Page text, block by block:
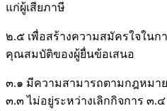
แก่ผู้เสียภาษี
๒.๕ เพื่อสร้างความสมัครใจในก
คุณสมบัติของผู้ยื่นข้อเสนอ
๓.๑ มีความสามารถตามกฎหมา
๓.๓ ไม่อยู่ระหว่างเลิกกิจการ ๓.